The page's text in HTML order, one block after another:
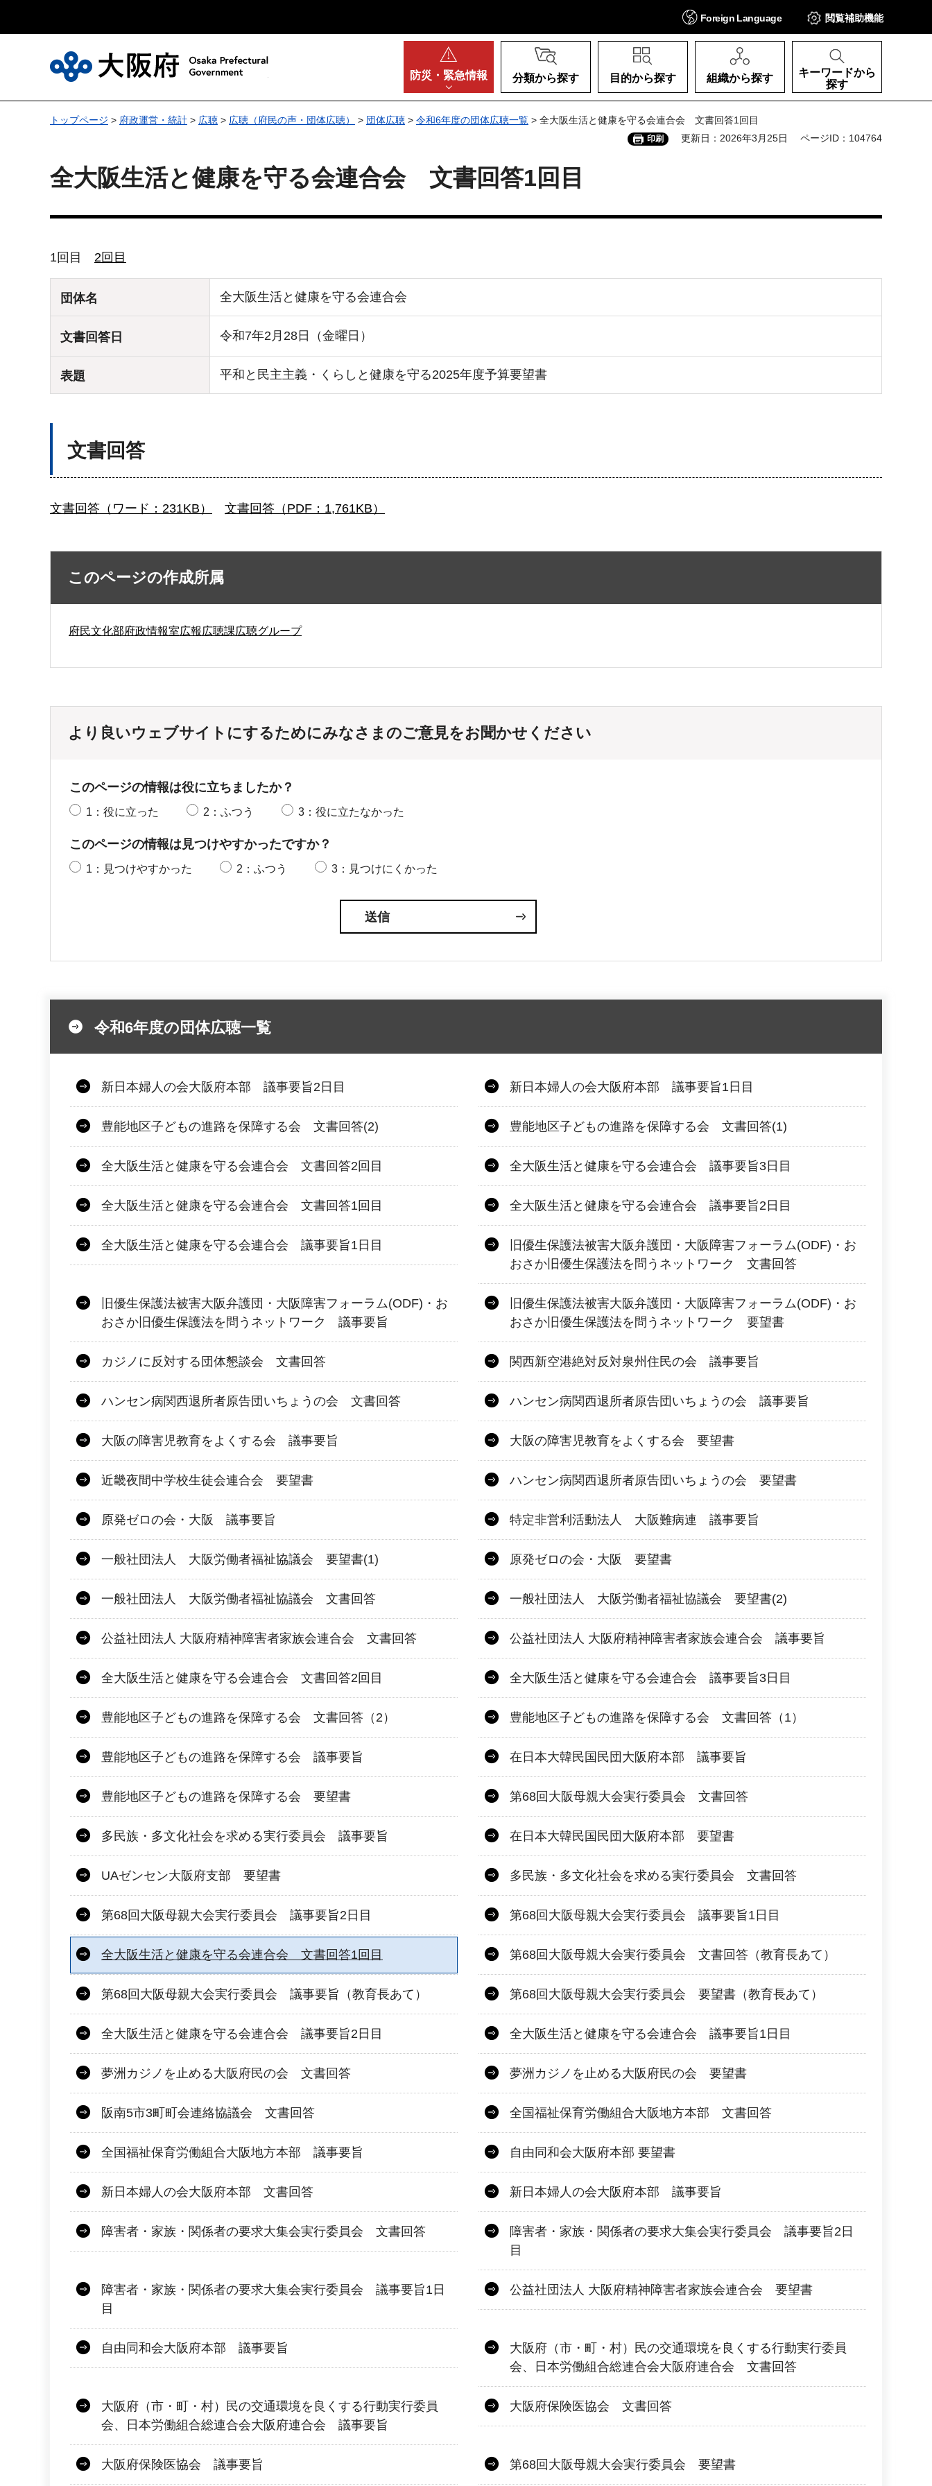
Foreign Language 閲覧補助機能
防災・ 緊急情報 分類から探す 目的から探す 組織から探す
キーワードから
探す
トップページ > 府政運営・統計 > 広聴 > 広聴（府民の声・団体広聴） > 団体広聴 > 令和6年度の団体広聴一覧 > 全大阪生活と健康を守る会連合会 文書回答1回目
印刷 更新日：2026年3月25日 ページID：104764
全大阪生活と健康を守る会連合会 文書回答1回目
1回目 2回目
団体名 全大阪生活と健康を守る会連合会
文書回答日 令和7年2月28日（金曜日）
表題 平和と民主主義・くらしと健康を守る2025年度予算要望書
文書回答
文書回答（ワード：231KB） 文書回答（PDF：1,761KB）
このページの作成所属
府民文化部府政情報室広報広聴課広聴グループ
より良いウェブサイトにするためにみなさまのご意見をお聞かせください
このページの情報は役に立ちましたか？
1：役に立った 2：ふつう 3：役に立たなかった
このページの情報は見つけやすかったですか？
1：見つけやすかった 2：ふつう 3：見つけにくかった
令和6年度の団体広聴一覧
新日本婦人の会大阪府本部 議事要旨2日目 新日本婦人の会大阪府本部 議事要旨1日目
豊能地区子どもの進路を保障する会 文書回答(2) 豊能地区子どもの進路を保障する会 文書回答(1)
全大阪生活と健康を守る会連合会 文書回答2回目 全大阪生活と健康を守る会連合会 議事要旨3日目
全大阪生活と健康を守る会連合会 文書回答1回目 全大阪生活と健康を守る会連合会 議事要旨2日目
全大阪生活と健康を守る会連合会 議事要旨1日目
旧優生保護法被害大阪弁護団・大阪障害フォーラム(ODF)・お
おさか旧優生保護法を問うネットワーク 文書回答
旧優生保護法被害大阪弁護団・大阪障害フォーラム(ODF)・お
おさか旧優生保護法を問うネットワーク 議事要旨
旧優生保護法被害大阪弁護団・大阪障害フォーラム(ODF)・お
おさか旧優生保護法を問うネットワーク 要望書
カジノに反対する団体懇談会 文書回答 関西新空港絶対反対泉州住民の会 議事要旨
ハンセン病関西退所者原告団いちょうの会 文書回答 ハンセン病関西退所者原告団いちょうの会 議事要旨
大阪の障害児教育をよくする会 議事要旨 大阪の障害児教育をよくする会 要望書
近畿夜間中学校生徒会連合会 要望書 ハンセン病関西退所者原告団いちょうの会 要望書
原発ゼロの会・大阪 議事要旨 特定非営利活動法人 大阪難病連 議事要旨
一般社団法人 大阪労働者福祉協議会 要望書(1) 原発ゼロの会・大阪 要望書
一般社団法人 大阪労働者福祉協議会 文書回答 一般社団法人 大阪労働者福祉協議会 要望書(2)
公益社団法人 大阪府精神障害者家族会連合会 文書回答 公益社団法人 大阪府精神障害者家族会連合会 議事要旨
全大阪生活と健康を守る会連合会 文書回答2回目 全大阪生活と健康を守る会連合会 議事要旨3日目
豊能地区子どもの進路を保障する会 文書回答（2） 豊能地区子どもの進路を保障する会 文書回答（1）
豊能地区子どもの進路を保障する会 議事要旨 在日本大韓民国民団大阪府本部 議事要旨
豊能地区子どもの進路を保障する会 要望書 第68回大阪母親大会実行委員会 文書回答
多民族・多文化社会を求める実行委員会 議事要旨 在日本大韓民国民団大阪府本部 要望書
UAゼンセン大阪府支部 要望書 多民族・多文化社会を求める実行委員会 文書回答
第68回大阪母親大会実行委員会 議事要旨2日目 第68回大阪母親大会実行委員会 議事要旨1日目
全大阪生活と健康を守る会連合会 文書回答1回目 第68回大阪母親大会実行委員会 文書回答（教育長あて）
第68回大阪母親大会実行委員会 議事要旨（教育長あて） 第68回大阪母親大会実行委員会 要望書（教育長あて）
全大阪生活と健康を守る会連合会 議事要旨2日目 全大阪生活と健康を守る会連合会 議事要旨1日目
夢洲カジノを止める大阪府民の会 文書回答 夢洲カジノを止める大阪府民の会 要望書
阪南5市3町町会連絡協議会 文書回答 全国福祉保育労働組合大阪地方本部 文書回答
全国福祉保育労働組合大阪地方本部 議事要旨 自由同和会大阪府本部 要望書
新日本婦人の会大阪府本部 文書回答 新日本婦人の会大阪府本部 議事要旨
障害者・家族・関係者の要求大集会実行委員会 文書回答
障害者・家族・関係者の要求大集会実行委員会 議事要旨2日
目
障害者・家族・関係者の要求大集会実行委員会 議事要旨1日
目
公益社団法人 大阪府精神障害者家族会連合会 要望書
自由同和会大阪府本部 議事要旨
大阪府（市・町・村）民の交通環境を良くする行動実行委員
会、日本労働組合総連合会大阪府連合会 文書回答
大阪府（市・町・村）民の交通環境を良くする行動実行委員
会、日本労働組合総連合会大阪府連合会 議事要旨
大阪府保険医協会 文書回答
大阪府保険医協会 議事要旨 第68回大阪母親大会実行委員会 要望書